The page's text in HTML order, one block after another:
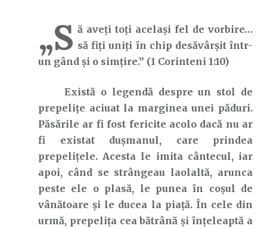
„S ă aveţi toţi acelaşi fel de vorbire…
să fiţi uniţi în chip desăvârşit într-
un gând şi o simţire.” (1 Corinteni 1:10)
Există o legendă despre un stol de
prepelițe aciuat la marginea unei păduri.
Păsările ar fi fost fericite acolo dacă nu ar
fi existat dușmanul, care prindea
prepelițele. Acesta le imita cântecul, iar
apoi, când se strângeau laolaltă, arunca
peste ele o plasă, le punea în coșul de
vânătoare și le ducea la piață. În cele din
urmă, prepelița cea bătrână și înțeleaptă a